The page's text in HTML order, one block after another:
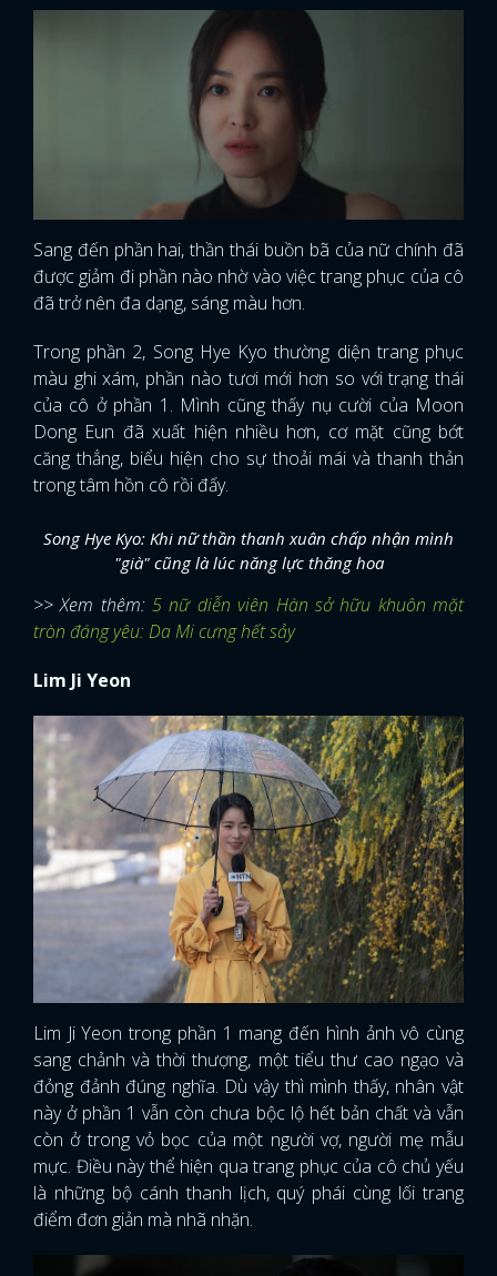
Sang đến phần hai, thần thái buồn bã của nữ chính đã
được giảm đi phần nào nhờ vào việc trang phục của cô
đã trở nên đa dạng, sáng màu hơn.
Trong phần 2, Song Hye Kyo thường diện trang phục
màu ghi xám, phần nào tươi mới hơn so với trạng thái
của cô ở phần 1. Mình cũng thấy nụ cười của Moon
Dong Eun đã xuất hiện nhiều hơn, cơ mặt cũng bớt
căng thẳng, biểu hiện cho sự thoải mái và thanh thản
trong tâm hồn cô rồi đấy.
Song Hye Kyo: Khi nữ thần thanh xuân chấp nhận mình
"già" cũng là lúc năng lực thăng hoa
>> Xem thêm:5 nữ diễn viên Hàn sở hữu khuôn mặt
tròn đáng yêu: Da Mi cưng hết sảy
Lim Ji Yeon
Lim Ji Yeon trong phần 1 mang đến hình ảnh vô cùng
sang chảnh và thời thượng, một tiểu thư cao ngạo và
đỏng đảnh đúng nghĩa. Dù vậy thì mình thấy, nhân vật
này ở phần 1 vẫn còn chưa bộc lộ hết bản chất và vẫn
còn ở trong vỏ bọc của một người vợ, người mẹ mẫu
mực. Điều này thể hiện qua trang phục của cô chủ yếu
là những bộ cánh thanh lịch, quý phái cùng lối trang
điểm đơn giản mà nhã nhặn.